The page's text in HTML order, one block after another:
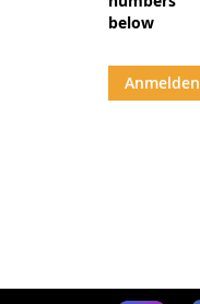
below
Anmelden